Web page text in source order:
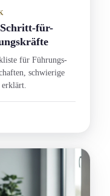
für-
für Führungs­
schwierige